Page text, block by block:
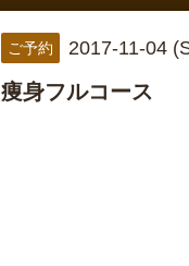
ご予約 2017-11-04
痩身フルコース